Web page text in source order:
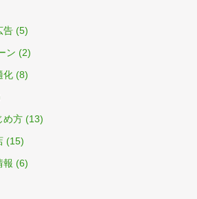
告 (5)
ン (2)
化 (8)
め方 (13)
(15)
報 (6)